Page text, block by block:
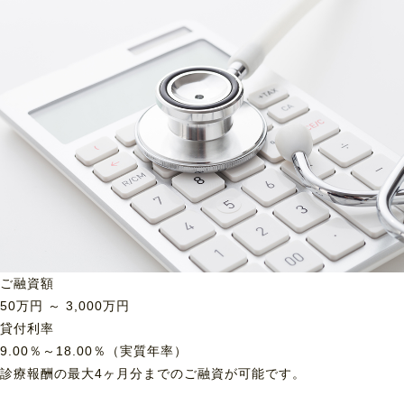
ご融資額
50万円 ～ 3,000万円
貸付利率
9.00％～18.00％（実質年率）
診療報酬の最大4ヶ月分までのご融資が可能です。